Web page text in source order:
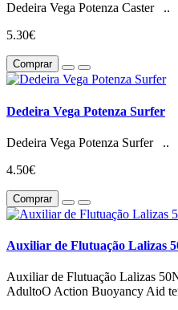
Dedeira Vega Potenza Caster ..
5.30€
Comprar
Dedeira Vega Potenza Surfer
Dedeira Vega Potenza Surfer ..
4.50€
Comprar
Auxiliar de Flutuação Lalizas
Auxiliar de Flutuação Lalizas
AdultoO Action Buoyancy Aid